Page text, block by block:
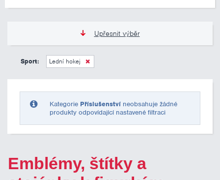
Upřesnit výběr
0 Kč
Sport: Lední hokej
Kategorie Příslušenství neobsahuje žádné
produkty odpovídající nastavené filtraci
Emblémy, štítky a